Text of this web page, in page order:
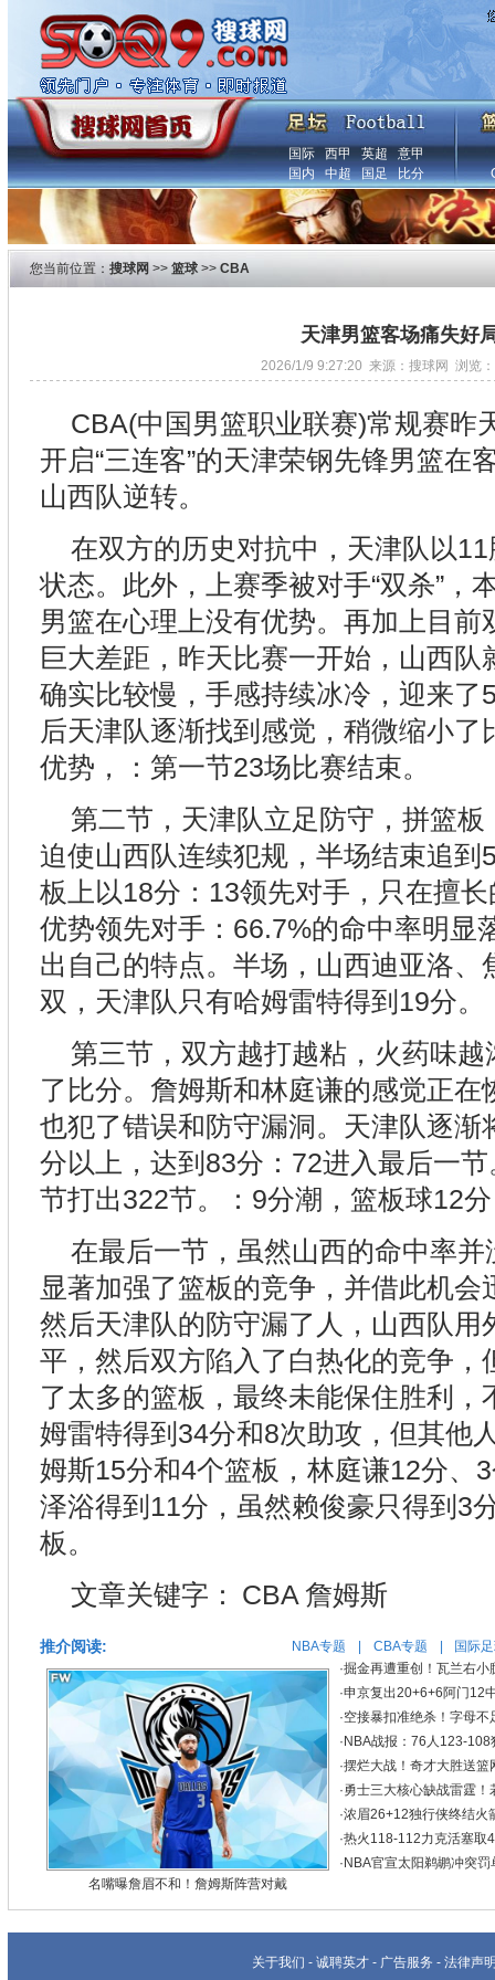
国际 西甲 英超
意甲
国内
中超 国足 比分
您当前位置： 搜球网 >> 篮球>> CBA
天津男篮客场痛失好
2026/1/9 9:27:20 来源：搜球网 浏览：
CBA(中国男篮职业联赛)常规赛昨
开启“三连客”的天津荣钢先锋男篮在
山西队逆转。
在双方的历史对抗中，天津队以
状态。此外，上赛季被对手“双杀”，
男篮在心理上没有优势。再加上目前
巨大差距，昨天比赛一开始，山西
确实比较慢，手感持续冰冷，迎来了
后天津队逐渐找到感觉，稍微缩小了
优势，：第一节23场比赛结束。
第二节，天津队立足防守，拼篮
迫使山西队连续犯规，半场结束追到
板上以18分：13领先对手，只在擅
优势领先对手：66.7%的命中率明显
出自己的特点。半场，山西迪亚洛、
双，天津队只有哈姆雷特得到19分。
第三节，双方越打越粘，火药味
了比分。詹姆斯和林庭谦的感觉正在
也犯了错误和防守漏洞。天津队逐渐
分以上，达到83分：72进入最后一
节打出322节。：9分潮，篮板球12
在最后一节，虽然山西的命中率
显著加强了篮板的竞争，并借此机会
然后天津队的防守漏了人，山西队用
平，然后双方陷入了白热化的竞争，
了太多的篮板，最终未能保住胜利，
姆雷特得到34分和8次助攻，但其他
姆斯15分和4个篮板，林庭谦12分、
泽浴得到11分，虽然赖俊豪只得到3
板。
文章关键字：
CBA 詹姆斯
推介阅读: NBA专题 CBA专题 国际
名嘴曝詹眉不和！詹姆斯阵营对戴
·掘金再遭重创！瓦兰右小
·申京复出20+6+6阿门12
·空接暴扣准绝杀！字母
· NBA战报：76人123-
·摆烂大战！奇才大胜送
·勇士三大核心缺战雷霆
·浓眉26+12独行侠终结火
·热火118-112力克活塞取
· NBA官宣太阳鹈鹕冲突
关于我们 - 诚聘英才 - 广告服务 - 法律声